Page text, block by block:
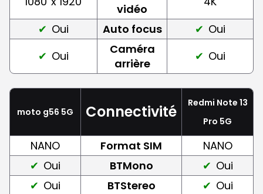
vidéo
Oui
Auto focus
Oui
Oui
Caméra
arrière
Oui
moto g56 5G Connectivité
Redmi Note 13
Pro 5G
NANO Format SIM
NANO
Oui
BTMono
Oui
Oui
BTStereo
Oui